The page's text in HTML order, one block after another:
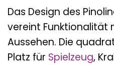
Das Design des
vereint Funktionalität
Aussehen. Die
Platz für Spielzeug,